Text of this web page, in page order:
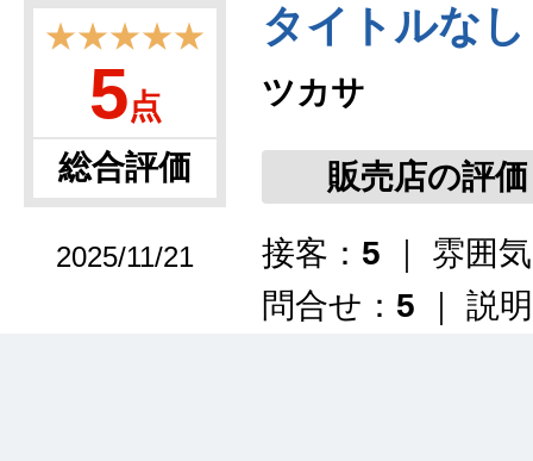
★★★★★
5点
総合評価
2025/11/21
タイトルなし
ツカサ
販売店の評価
接客： 5 ｜ 雰囲
問合せ： 5 ｜ 説